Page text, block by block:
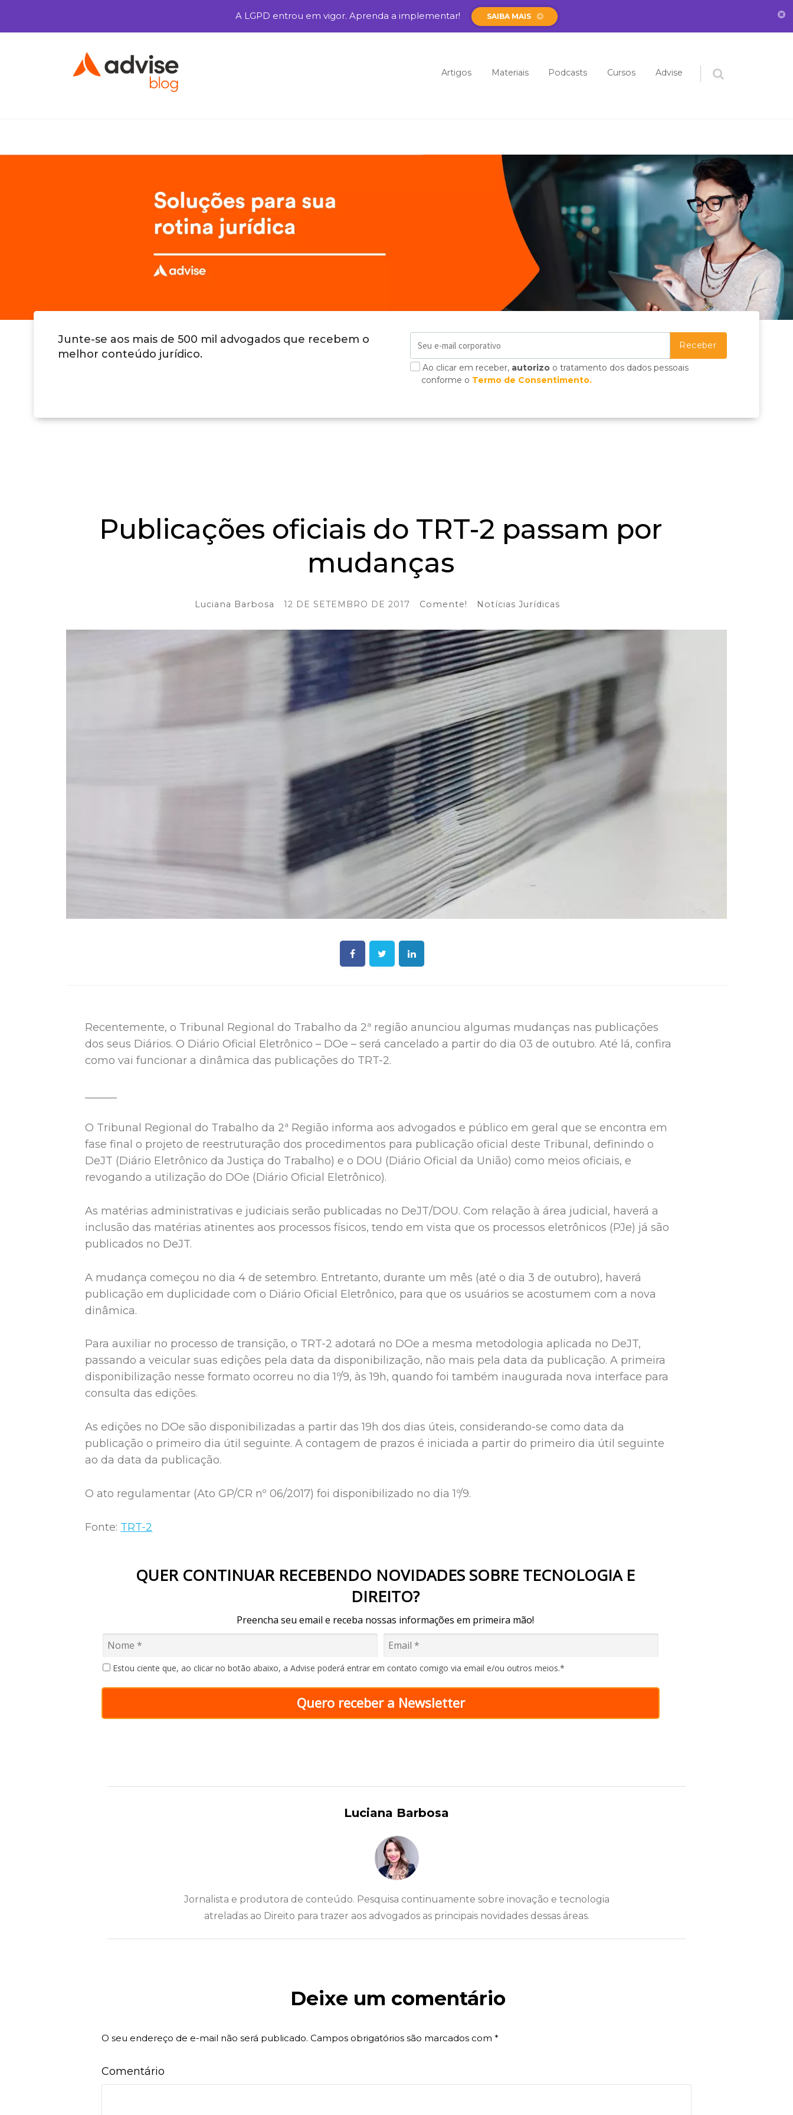
A LGPD entrou em vigor. Aprenda a implementar! SAIBA MAIS
Pular para o conteúdo
Artigos Materiais Podcasts Cursos Advise
Junte-se aos mais de 500 mil advogados que recebem o
melhor conteúdo jurídico.
Ao clicar em receber,autorizo o tratamento dos dados pessoais
conforme o Termo de Consentimento.
Publicações oficiais do TRT-2 passam por
mudanças
Luciana Barbosa 12 DE SETEMBRO DE 2017 Comente! Notícias Jurídicas
Recentemente, o Tribunal Regional do Trabalho da 2ª região anunciou algumas mudanças nas publicações
dos seus Diários. O Diário Oficial Eletrônico – DOe – será cancelado a partir do dia 03 de outubro. Até lá, confira
como vai funcionar a dinâmica das publicações do TRT-2.
O Tribunal Regional do Trabalho da 2ª Região informa aos advogados e público em geral que se encontra em
fase final o projeto de reestruturação dos procedimentos para publicação oficial deste Tribunal, definindo o
DeJT (Diário Eletrônico da Justiça do Trabalho) e o DOU (Diário Oficial da União) como meios oficiais, e
revogando a utilização do DOe (Diário Oficial Eletrônico).
As matérias administrativas e judiciais serão publicadas no DeJT/DOU. Com relação à área judicial, haverá a
inclusão das matérias atinentes aos processos físicos, tendo em vista que os processos eletrônicos (PJe) já são
publicados no DeJT.
A mudança começou no dia 4 de setembro. Entretanto, durante um mês (até o dia 3 de outubro), haverá
publicação em duplicidade com o Diário Oficial Eletrônico, para que os usuários se acostumem com a nova
dinâmica.
Para auxiliar no processo de transição, o TRT-2 adotará no DOe a mesma metodologia aplicada no DeJT,
passando a veicular suas edições pela data da disponibilização, não mais pela data da publicação. A primeira
disponibilização nesse formato ocorreu no dia 1º/9, às 19h, quando foi também inaugurada nova interface para
consulta das edições.
As edições no DOe são disponibilizadas a partir das 19h dos dias úteis, considerando-se como data da
publicação o primeiro dia útil seguinte. A contagem de prazos é iniciada a partir do primeiro dia útil seguinte
ao da data da publicação.
O ato regulamentar (Ato GP/CR nº 06/2017) foi disponibilizado no dia 1º/9.
Fonte: TRT-2
QUER CONTINUAR RECEBENDO NOVIDADES SOBRE TECNOLOGIA E
DIREITO?
Preencha seu email e receba nossas informações em primeira mão!
Estou ciente que, ao clicar no botão abaixo, a Advise poderá entrar em contato comigo via email e/ou outros meios.*
Quero receber a Newsletter
Luciana Barbosa
Jornalista e produtora de conteúdo. Pesquisa continuamente sobre inovação e tecnologia
atreladas ao Direito para trazer aos advogados as principais novidades dessas áreas.
Deixe um comentário
O seu endereço de e-mail não será publicado. Campos obrigatórios são marcados com *
Comentário